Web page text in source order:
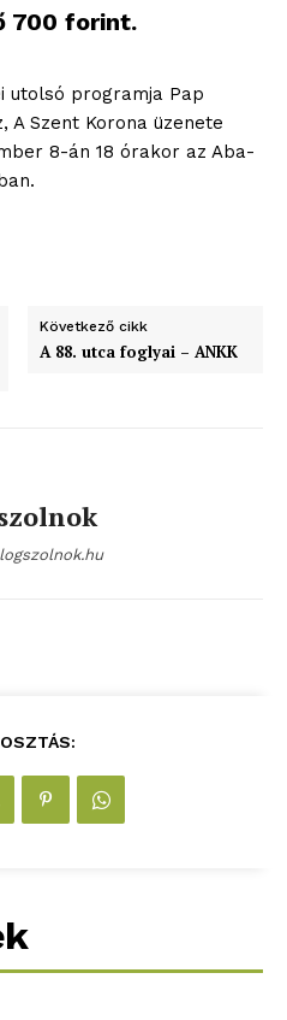
700 forint.
utolsó programja Pap
A Szent Korona üzenete
8-án 18 órakor az Aba-
Következő cikk
A 88. utca foglyai – ANKK